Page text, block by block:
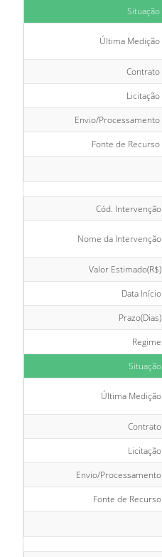
Situação
Última Medição
Contrato
Licitação
Envio/Processamento
Fonte de Recurso
Cód. Intervenção
Nome da Intervenção
Valor Estimado(R$)
Data Início
Prazo(Dias)
Regime
Situação
Última Medição
Contrato
Licitação
Envio/Processamento
Fonte de Recurso